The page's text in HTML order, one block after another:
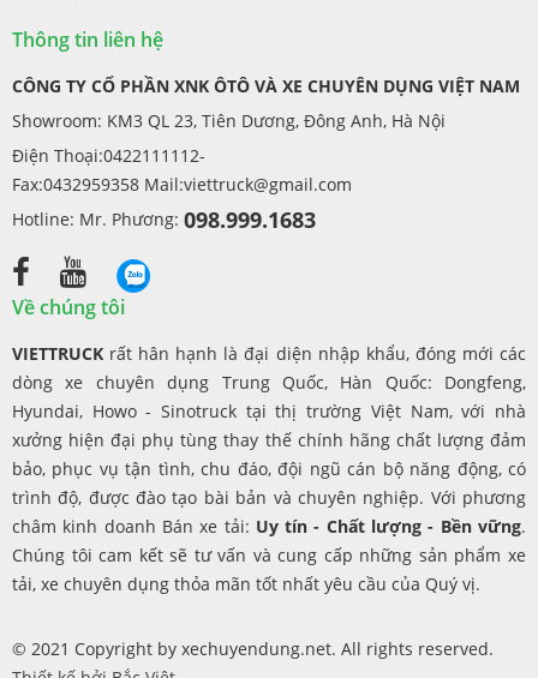
Thông tin liên hệ
CÔNG TY CỔ PHẦN XNK ÔTÔ VÀ XE CHUYÊN DỤNG VIỆT NAM
Showroom: KM3 QL 23, Tiên Dương, Đông Anh, Hà Nội
Điện Thoại:0422111112-
Fax:0432959358 Mail:viettruck@gmail.com
Hotline: Mr. Phương: 098.999.1683
Về chúng tôi
VIETTRUCK rất hân hạnh là đại diện nhập khẩu, đóng mới các
dòng xe chuyên dụng Trung Quốc, Hàn Quốc: Dongfeng,
Hyundai, Howo - Sinotruck tại thị trường Việt Nam, với nhà
xưởng hiện đại phụ tùng thay thế chính hãng chất lượng đảm
bảo, phục vụ tận tình, chu đáo, đội ngũ cán bộ năng động, có
trình độ, được đào tạo bài bản và chuyên nghiệp. Với phương
châm kinh doanh Bán xe tải: Uy tín - Chất lượng - Bền vững.
Chúng tôi cam kết sẽ tư vấn và cung cấp những sản phẩm xe
tải, xe chuyên dụng thỏa mãn tốt nhất yêu cầu của Quý vị.
© 2021 Copyright by xechuyendung.net. All rights reserved.